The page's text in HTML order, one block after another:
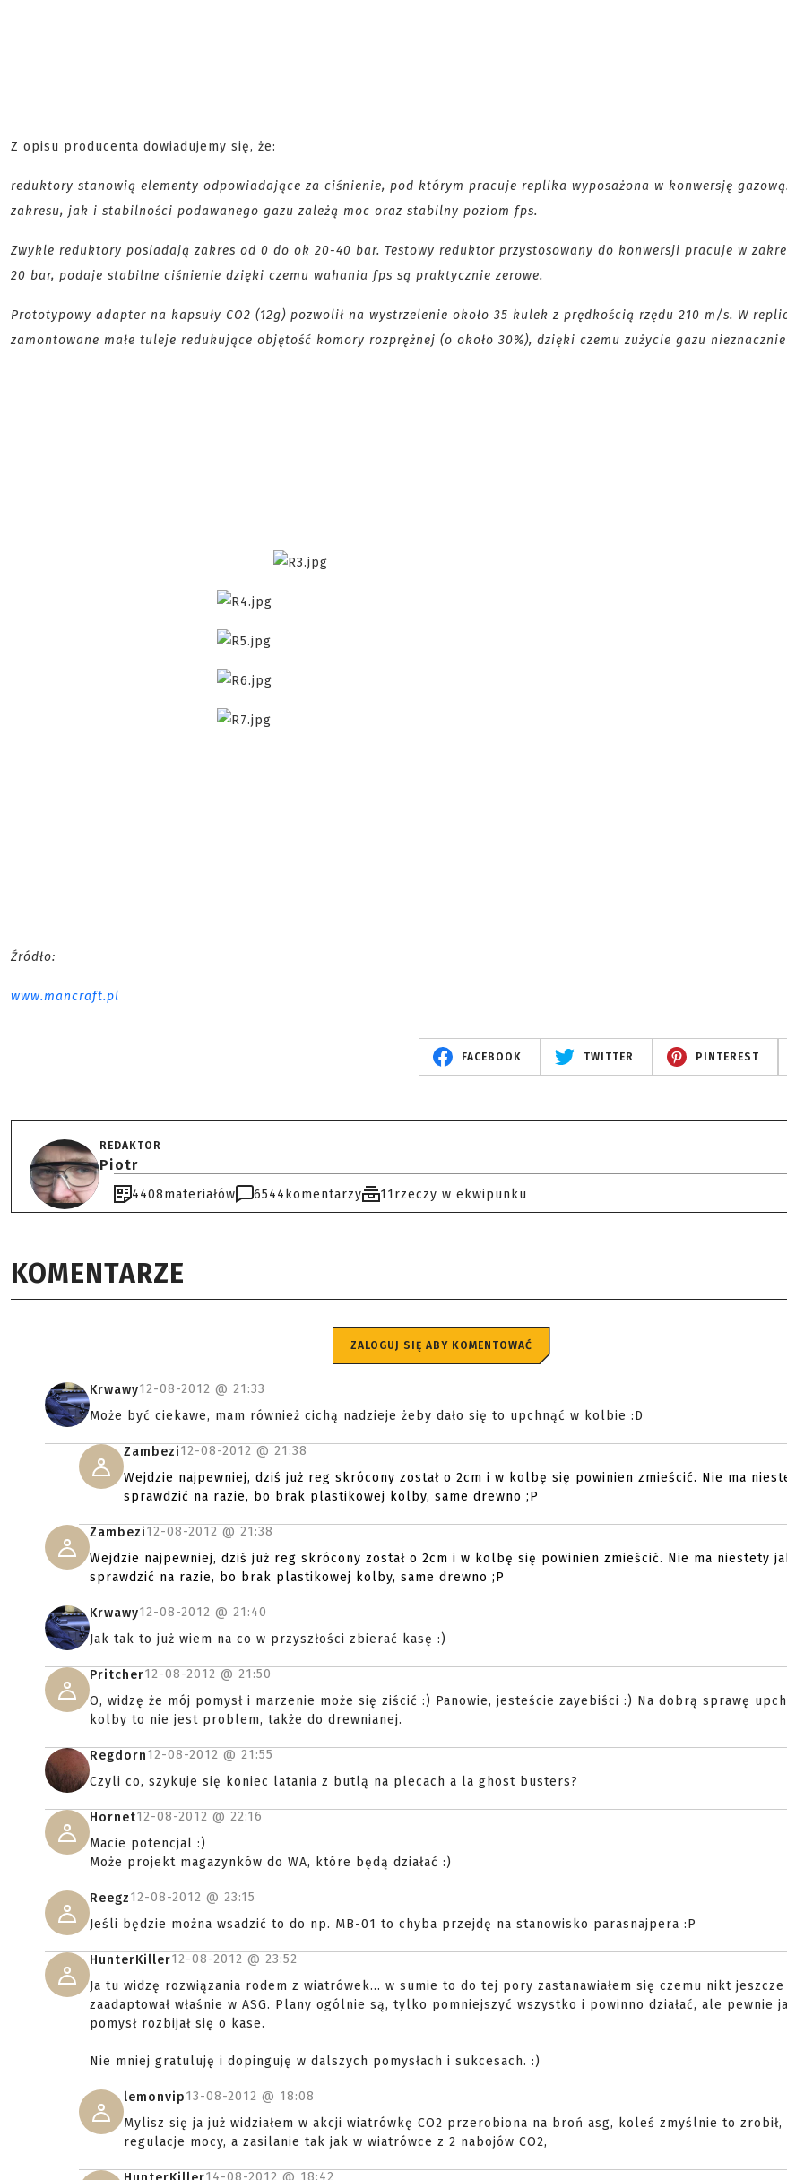
Z opisu producenta dowiadujemy się, że:
reduktory stanowią elementy odpowiadające za ciśnienie, pod którym pracuje replika wyposażona w konwersję
zakresu, jak i stabilności podawanego gazu zależą moc oraz stabilny poziom fps.
Zwykle reduktory posiadają zakres od 0 do ok 20-40 bar. Testowy reduktor przystosowany do konwersji pracuje w
20 bar, podaje stabilne ciśnienie dzięki czemu wahania fps są praktycznie zerowe.
Prototypowy adapter na kapsuły CO2 (12g) pozwolił na wystrzelenie około 35 kulek z prędkością rzędu 210 m/s. W
zamontowane małe tuleje redukujące objętość komory rozprężnej (o około 30%), dzięki czemu zużycie gazu nieznacznie
Źródło:
www.mancraft.pl
FACEBOOK TWITTER PINTEREST
REDAKTOR
Piotr
4408materiałów 6544 komentarzy 11rzeczy w ekwipunku
KOMENTARZE
ZALOGUJ SIĘ ABY KOMENTOWAĆ
Krwawy12-08-2012 @ 21:33
Może być ciekawe, mam również cichą nadzieje żeby dało się to upchnąć w kolbie :D
Zambezi12-08-2012 @ 21:38
Wejdzie najpewniej, dziś już reg skrócony został o 2cm i w kolbę się powinien zmieścić. Nie ma
sprawdzić na razie, bo brak plastikowej kolby, same drewno ;P
Zambezi12-08-2012 @ 21:38
Wejdzie najpewniej, dziś już reg skrócony został o 2cm i w kolbę się powinien zmieścić. Nie ma niestety
sprawdzić na razie, bo brak plastikowej kolby, same drewno ;P
Krwawy12-08-2012 @ 21:40
Jak tak to już wiem na co w przyszłości zbierać kasę :)
Pritcher12-08-2012 @ 21:50
O, widzę że mój pomysł i marzenie może się ziścić :) Panowie, jesteście zayebiści :) Na dobrą sprawę
kolby to nie jest problem, także do drewnianej.
Regdorn12-08-2012 @ 21:55
Czyli co, szykuje się koniec latania z butlą na plecach a la ghost busters?
Hornet12-08-2012 @ 22:16
Macie potencjal :)
Może projekt magazynków do WA, które będą działać :)
Reegz12-08-2012 @ 23:15
Jeśli będzie można wsadzić to do np. MB-01 to chyba przejdę na stanowisko parasnajpera :P
HunterKiller12-08-2012 @ 23:52
Ja tu widzę rozwiązania rodem z wiatrówek... w sumie to do tej pory zastanawiałem się czemu nikt
zaadaptował właśnie w ASG. Plany ogólnie są, tylko pomniejszyć wszystko i powinno działać, ale pewnie
pomysł rozbijał się o kase.
Nie mniej gratuluję i dopinguję w dalszych pomysłach i sukcesach. :)
lemonvip13-08-2012 @ 18:08
Mylisz się ja już widziałem w akcji wiatrówkę CO2 przerobiona na broń asg, koleś zmyślnie to zrobił,
regulacje mocy, a zasilanie tak jak w wiatrówce z 2 nabojów CO2,
14-08-2012 @ 18:42